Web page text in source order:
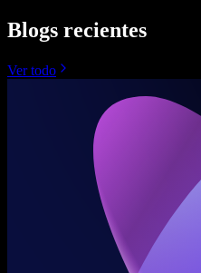
Blogs recientes
Ver todo